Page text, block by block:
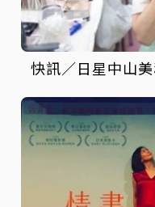
快訊／日星中山